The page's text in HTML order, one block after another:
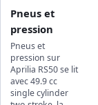
Pneus et
pression
Pneus et
pression sur
Aprilia RS50 se lit
avec 49.9 cc
single cylinder